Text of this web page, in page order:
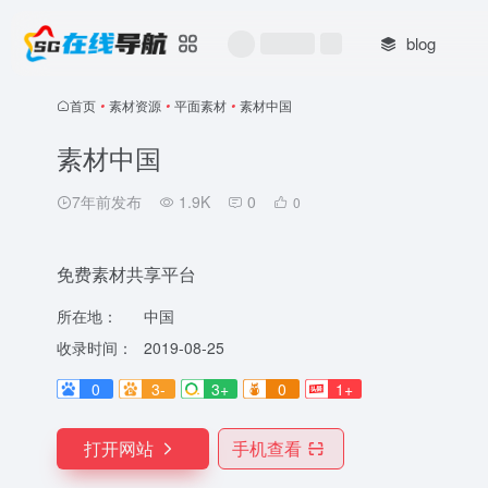
blog
首页 • 素材资源 • 平面素材 • 素材中国
素材中国
7年前发布 1.9K 0 0
免费素材共享平台
所在地：
中国
收录时间：
2019-08-25
0
3- 3+ 0 1+
打开网站 手机查看